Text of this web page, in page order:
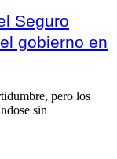
Seguro
gobierno en
pero los
sin